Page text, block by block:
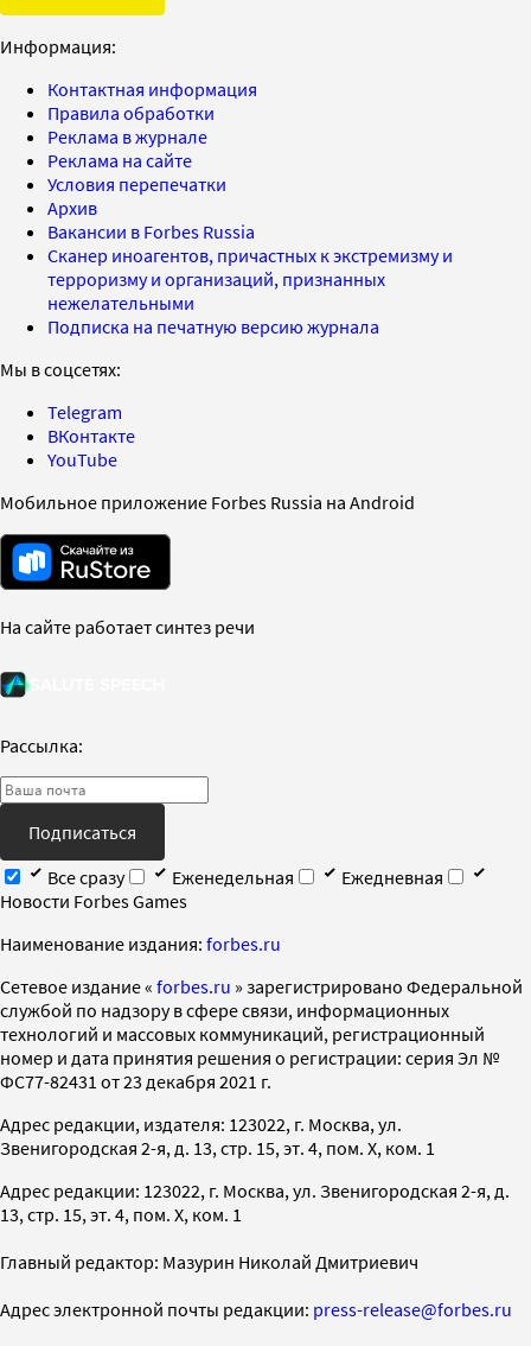
Информация:
Контактная информация
Правила обработки
Реклама в журнале
Реклама на сайте
Условия перепечатки
Архив
Вакансии в Forbes Russia
Сканер иноагентов, причастных к экстремизму и
терроризму и организаций, признанных
нежелательными
Подписка на печатную версию журнала
Мы в соцсетях:
Telegram
ВКонтакте
YouTube
Мобильное приложение Forbes Russia на Android
На сайте работает синтез речи
Рассылка:
Подписаться
Все сразу
Еженедельная
Ежедневная
Новости Forbes Games
Наименование издания: forbes.ru
Cетевое издание « forbes.ru » зарегистрировано Федеральной
службой по надзору в сфере связи, информационных
технологий и массовых коммуникаций, регистрационный
номер и дата принятия решения о регистрации: серия Эл №
ФС77-82431 от 23 декабря 2021 г.
Адрес редакции, издателя: 123022, г. Москва, ул.
Звенигородская 2-я, д. 13, стр. 15, эт. 4, пом. X, ком. 1
Адрес редакции: 123022, г. Москва, ул. Звенигородская 2-я, д.
13, стр. 15, эт. 4, пом. X, ком. 1
Главный редактор: Мазурин Николай Дмитриевич
Адрес электронной почты редакции: press-release@forbes.ru